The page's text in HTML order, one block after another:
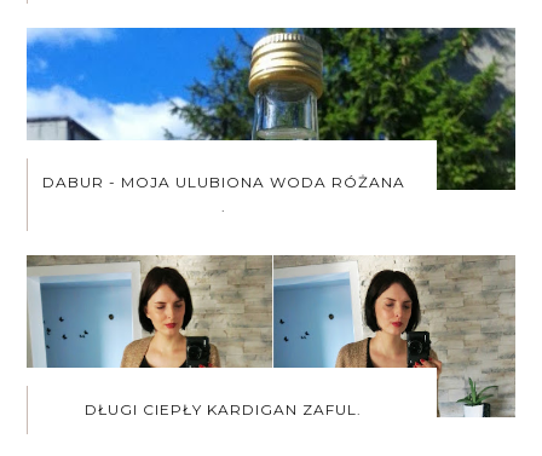
DABUR - MOJA ULUBIONA WODA RÓŻANA
.
DŁUGI CIEPŁY KARDIGAN ZAFUL.